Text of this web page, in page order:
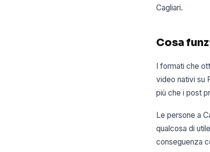
Cagliari.
Cosa
I formati che
video nativi su
più che i post
Le persone a
qualcosa di
conseguenza